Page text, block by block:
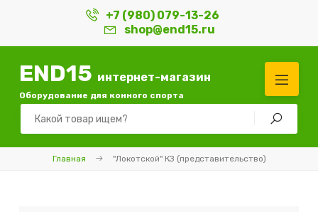
+7 (980) 079-13-26
shop@end15.ru
END15 интернет-магазин
Оборудование для конного спорта
Главная "Локотской" КЗ (представительство)